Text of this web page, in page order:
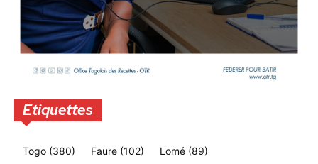
Etiquettes
Togo (380) Faure (102) Lomé (89)